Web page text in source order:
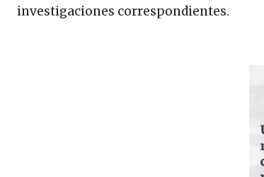
investigaciones correspondientes.